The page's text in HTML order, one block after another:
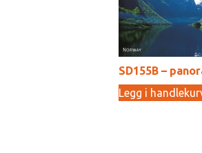
SD155B –
Legg i